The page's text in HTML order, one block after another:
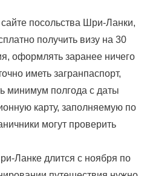
посольства Шри-Ланки,
получить визу на 30
оформлять заранее ничего
иметь загранпаспорт,
минимум полгода с даты
карту, заполняемую по
могут проверить
Ланке длится с ноября по